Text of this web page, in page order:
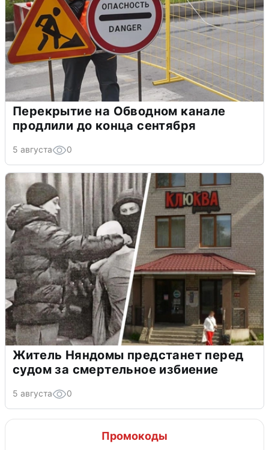
Перекрытие на Обводном канале
продлили до конца сентября
5 августа 0
Житель Няндомы предстанет перед
судом за смертельное избиение
5 августа 0
Промокоды